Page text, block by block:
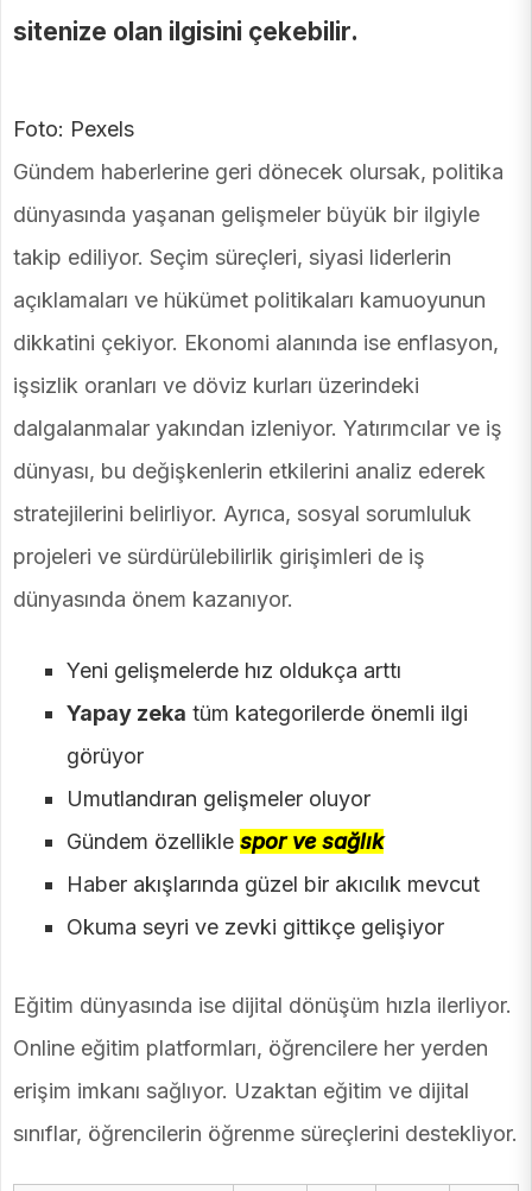
sitenize olan ilgisini çekebilir.
Foto: Pexels
Gündem haberlerine geri dönecek olursak, politika
dünyasında yaşanan gelişmeler büyük bir ilgiyle
takip ediliyor. Seçim süreçleri, siyasi liderlerin
açıklamaları ve hükümet politikaları kamuoyunun
dikkatini çekiyor. Ekonomi alanında ise enflasyon,
işsizlik oranları ve döviz kurları üzerindeki
dalgalanmalar yakından izleniyor. Yatırımcılar ve iş
dünyası, bu değişkenlerin etkilerini analiz ederek
stratejilerini belirliyor. Ayrıca, sosyal sorumluluk
projeleri ve sürdürülebilirlik girişimleri de iş
dünyasında önem kazanıyor.
Yeni gelişmelerde hız oldukça arttı
Yapay zeka tüm kategorilerde önemli ilgi
görüyor
Umutlandıran gelişmeler oluyor
Gündem özellikle spor ve sağlık
Haber akışlarında güzel bir akıcılık mevcut
Okuma seyri ve zevki gittikçe gelişiyor
Eğitim dünyasında ise dijital dönüşüm hızla ilerliyor.
Online eğitim platformları, öğrencilere her yerden
erişim imkanı sağlıyor. Uzaktan eğitim ve dijital
sınıflar, öğrencilerin öğrenme süreçlerini destekliyor.